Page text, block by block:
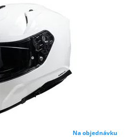
Na objednávku